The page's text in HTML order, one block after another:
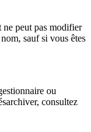
ne peut pas modifier
sauf si vous êtes
ou
consultez